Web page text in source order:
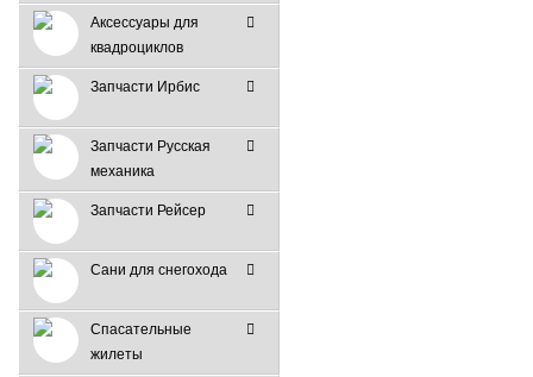
Аксессуары для
квадроциклов
Запчасти Ирбис
Запчасти Русская
механика
Запчасти Рейсер
Сани для снегохода
Спасательные
жилеты